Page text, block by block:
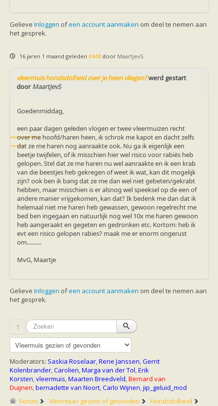
Aankondiging activiteiten
Ik ben op zoek naar een detector
Ecologie en soorten
Voedsel en jagen
Echolocatie
Soorten
Baardvleermuis
Bosvleermuis
Brandt's vleermuis
Bruine of gewone grootoorvleermuis
Franjestaart
Gewone dwergvleermuis
Grijze grootoorvleermuis
Grote rosse vleermuis
Ingekorven vleermuis
Kleine en grote hoefijzerneus
Laatvlieger
Meervleermuis
Mopsvleermuis
Noordse vleermuis
Rosse vleermuis
Ruige dwergvleermuis
Tweekleurige vleermuis
Watervleermuis
Vleermuizen en eikenprocessierups
Knutselen
Tekenen
Weetjes
Meer weten
Links
Boeken en tijdschriften
geluiden van vleermuizen
Achtergrond informatie
Nieuwsberichten
Informatiefolders
Nederland
Buitenland
Gewone grootoorvleermuis
Paul van Hoof
Gelieve Inloggen ofeen account aanmaken om deel te nemen aan
het gesprek.
16 jaren 1 maand geleden #448 door MaartjevS
vleermuis hondsdolheid over je heen vliegen?werd gestart
doorMaartjevS
Goedenmiddag,
een paar dagen geleden vlogen er twee vleermuizen recht
over me hoofd/haren heen, ik schrok me kapot en dacht zelfs
dat ze me haren nog aanraakte ook. Nu ga ik eigenlijk een
beetje twijfelen, of ik misschien hier wel risico voor rabiës heb
gelopen. Stel dat ze me haren nu wel aanraakte en ik een krab
van die beestjes heb gekregen of weet ik wat, kan dit mogelijk
zijn? ook ben ik bang dat ze me dan wel niet gebeten/gekrabt
hebben, maar misschien is er alsnog wel speeksel op de een of
andere manier vrijgekomen, kan dat? Ik bedenk me dan dat ik
helemaal niet me haren heb gewassen, gewoon regelrecht me
bed ben ingegaan en natuurlijk nog wel 10x me haren gewoon
heb aangeraakt en gegeten en gedronken etc. Kortom: heb ik
evt een risico gelopen rabies? maak me er enorm ongerust
om..........
MvG, Maartje
Gelieve Inloggen ofeen account aanmaken om deel te nemen aan
het gesprek.
1
Moderators: Saskia Roselaar,Rene Janssen,Gerrit
Kolenbrander,Carolien,Marga van der Tol,Erik
Korsten,vleermuis,Maarten Breedveld,Bernard van
Duijnen,bernadette van Noort,Carlo Wijnen,jip_geluid_mod
Forum
Vleermuis gezien of gevonden
Hondsdolheid